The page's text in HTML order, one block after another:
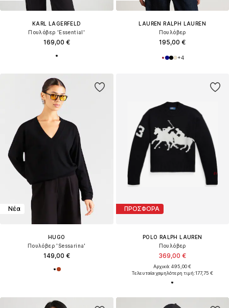
KARL LAGERFELD
Πουλόβερ 'Essential'
169,00 €
LAUREN RALPH LAUREN
Πουλόβερ
195,00 €
+4
Νέα
HUGO
Πουλόβερ 'Sessarina'
149,00 €
ΠΡΟΣΦΟΡΑ
POLO RALPH LAUREN
Πουλόβερ
369,00 €
Αρχικά: 495,00 €
Τελευταία χαμηλότερη τιμή:177,75 €